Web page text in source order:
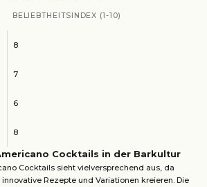
BELIEBTHEITSINDEX (1-10)
8
7
6
8
Cocktails in der Barkultur
Cocktails sieht vielversprechend aus, da
Rezepte und Variationen kreieren. Die